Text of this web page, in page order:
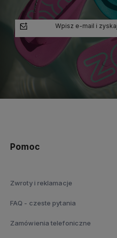
Wpisz e-mail i
Pomoc
Zwroty i reklamacje
FAQ - czeste pytania
Zamówienia telefoniczne